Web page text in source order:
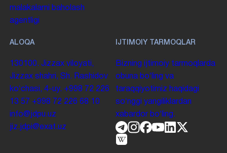
malakalarni baholash
agentligi
ALOQA
130100. Jizzax viloyati,
Jizzax shahri, Sh. Rashidov
koʻchasi, 4-uy. +998 72 226
13 57 +998 72 226 68 10
info@jdpu.uz
jiz.jdpi@exat.uz
IJTIMOIY TARMOQLAR
Bizning ijtimoiy tarmoqlarda
obuna boʻling va
taraqqiyotimiz haqidagi
soʻnggi yangiliklardan
xabardor boʻling.